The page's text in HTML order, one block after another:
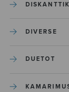
DIVERSE
DUETOT